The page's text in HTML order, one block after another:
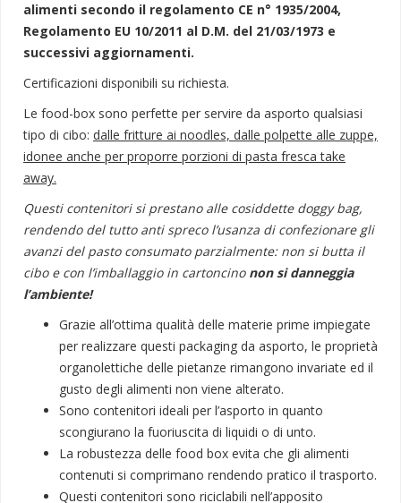
alimenti secondo il regolamento CE n° 1935/2004,
Regolamento EU 10/2011 al D.M. del 21/03/1973 e
successivi aggiornamenti.
Certificazioni disponibili su richiesta.
Le food-box sono perfette per servire da asporto qualsiasi
tipo di cibo: dalle fritture ai noodles, dalle polpette alle zuppe,
idonee anche per proporre porzioni di pasta fresca take
away.
Questi contenitori si prestano alle cosiddette doggy bag,
rendendo del tutto anti spreco l’usanza di confezionare gli
avanzi del pasto consumato parzialmente: non si butta il
cibo e con l’imballaggio in cartoncino non si danneggia
l’ambiente!
Grazie all’ottima qualità delle materie prime impiegate
per realizzare questi packaging da asporto, le proprietà
organolettiche delle pietanze rimangono invariate ed il
gusto degli alimenti non viene alterato.
Sono contenitori ideali per l’asporto in quanto
scongiurano la fuoriuscita di liquidi o di unto.
La robustezza delle food box evita che gli alimenti
contenuti si comprimano rendendo pratico il trasporto.
Questi contenitori sono riciclabili nell’apposito